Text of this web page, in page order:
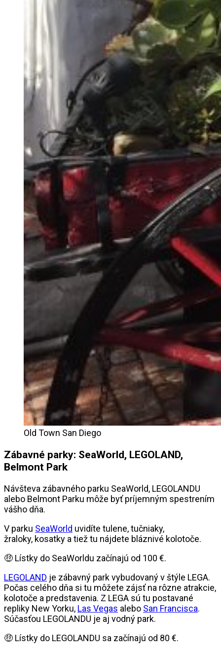
Old Town San Diego
Zábavné parky: SeaWorld, LEGOLAND,
Belmont Park
Návšteva zábavného parku SeaWorld, LEGOLANDU
alebo Belmont Parku môže byť príjemným spestrením
vášho dňa.
V parku SeaWorld uvidíte tulene, tučniaky,
žraloky, kosatky a tiež tu nájdete bláznivé kolotoče.
🤑 Lístky do SeaWorldu začínajú od 100 €.
LEGOLAND je zábavný park vybudovaný v štýle LEGA.
Počas celého dňa si tu môžete zájsť na rôzne atrakcie,
kolotoče a predstavenia. Z LEGA sú tu postavané
repliky New Yorku, Las Vegas alebo San Francisca.
Súčasťou LEGOLANDU je aj vodný park.
🤑 Lístky do LEGOLANDU sa začínajú od 80 €.